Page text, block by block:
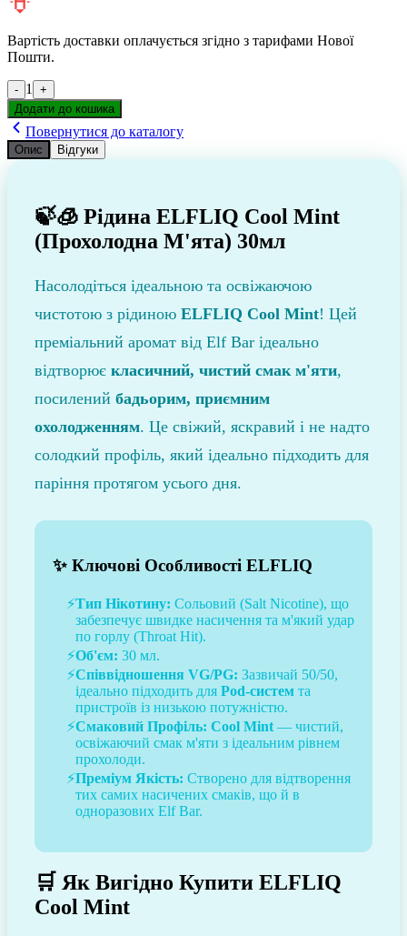
Вартість доставки оплачується згідно з тарифами Нової
Пошти.
- 1
+
Додати до кошика
Повернутися до каталогу
Опис Відгуки
🍃🧊 Рідина ELFLIQ Cool Mint
(Прохолодна М'ята) 30мл
Насолодіться ідеальною та освіжаючою
чистотою з рідиною ELFLIQ Cool Mint! Цей
преміальний аромат від Elf Bar ідеально
відтворює класичний, чистий смак м'яти,
посилений бадьорим, приємним
охолодженням. Це свіжий, яскравий і не надто
солодкий профіль, який ідеально підходить для
паріння протягом усього дня.
✨ Ключові Особливості ELFLIQ
Тип Нікотину: Сольовий (Salt Nicotine), що
забезпечує швидке насичення та м'який удар
по горлу (Throat Hit).
Об'єм: 30 мл.
Співвідношення VG/PG: Зазвичай 50/50,
ідеально підходить для Pod-систем та
пристроїв із низькою потужністю.
Смаковий Профіль: Cool Mint — чистий,
освіжаючий смак м'яти з ідеальним рівнем
прохолоди.
Преміум Якість: Створено для відтворення
тих самих насичених смаків, що й в
одноразових Elf Bar.
🛒 Як Вигідно Купити ELFLIQ
Cool Mint